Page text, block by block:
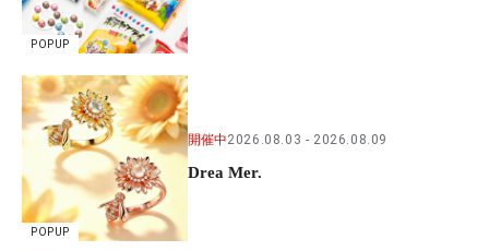
POPUP
POPUP
開催中2026.08.03 2026.08.09
Drea Mer.